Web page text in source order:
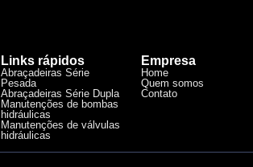
Links rápidos
Abraçadeiras Série
Pesada
Abraçadeiras Série Dupla
Manutenções de bombas
hidráulicas
Manutenções de válvulas
hidráulicas
Empresa
Home
Quem somos
Contato